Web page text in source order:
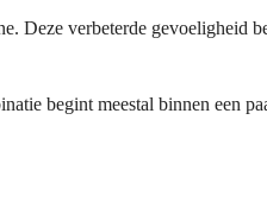
Deze verbeterde gevoeligheid
begint meestal binnen een